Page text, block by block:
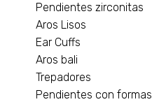
Pendientes zirconitas
Aros Lisos
Ear Cuffs
Aros bali
Trepadores
Pendientes con formas